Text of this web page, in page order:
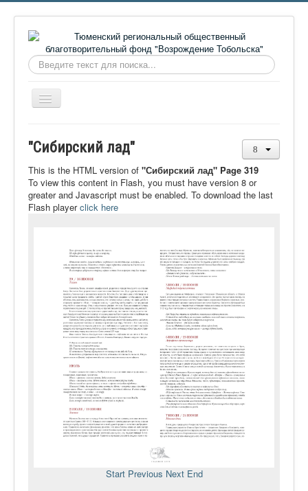
Искать...
Включить/
выключить
О фонде
Онлайн библиотека
Видеоматериалы
Сайт проекта Достоевский
Ермаковополе.рф
"Сибирский лад"
This is the HTML version of "Сибирский лад" Page 319
To view this content in Flash, you must have version 8 or
greater and Javascript must be enabled. To download the last
Flash playerclick here
Start Previous Next End